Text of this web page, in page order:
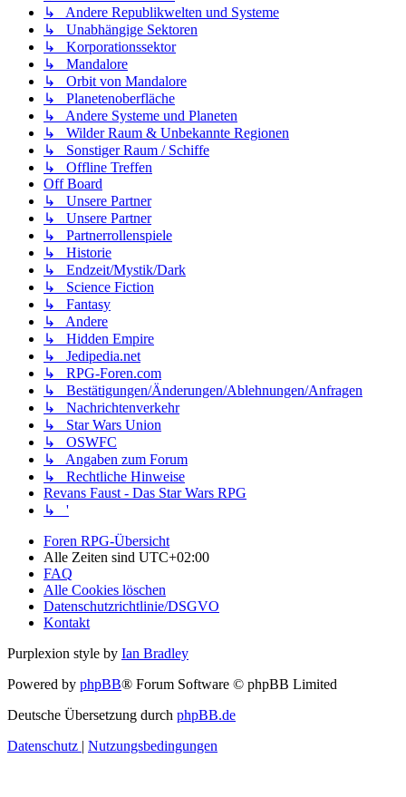
↳ Andere Republikwelten und Systeme
↳ Unabhängige Sektoren
↳ Korporationssektor
↳ Mandalore
↳ Orbit von Mandalore
↳ Planetenoberfläche
↳ Andere Systeme und Planeten
↳ Wilder Raum & Unbekannte Regionen
↳ Sonstiger Raum / Schiffe
↳ Offline Treffen
Off Board
↳ Unsere Partner
↳ Unsere Partner
↳ Partnerrollenspiele
↳ Historie
↳ Endzeit/Mystik/Dark
↳ Science Fiction
↳ Fantasy
↳ Andere
↳ Hidden Empire
↳ Jedipedia.net
↳ RPG-Foren.com
↳ Bestätigungen/Änderungen/Ablehnungen/Anfragen
↳ Nachrichtenverkehr
↳ Star Wars Union
↳ OSWFC
↳ Angaben zum Forum
↳ Rechtliche Hinweise
Revans Faust - Das Star Wars RPG
↳ '
Foren RPG-Übersicht
Alle Zeiten sind UTC+02:00
FAQ
Alle Cookies löschen
Datenschutzrichtlinie/DSGVO
Kontakt
Purplexion style by Ian Bradley
Powered by phpBB® Forum Software © phpBB Limited
Deutsche Übersetzung durch phpBB.de
Datenschutz | Nutzungsbedingungen